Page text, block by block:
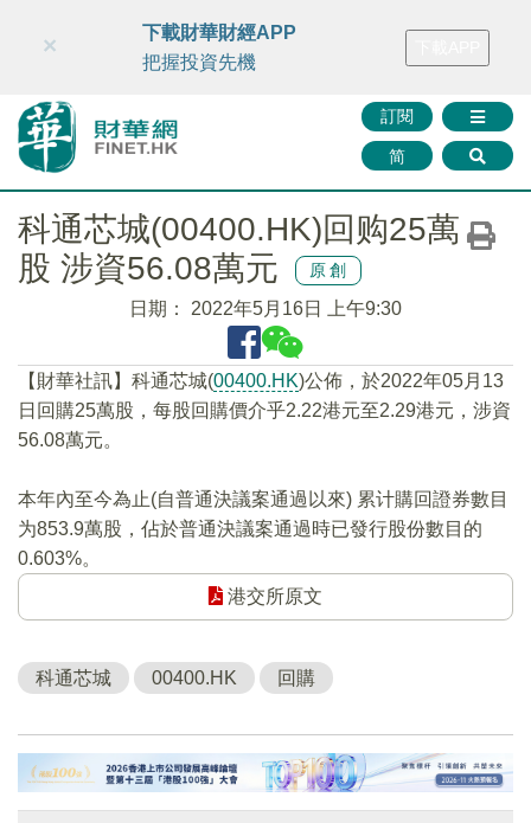
財華智庫網 FINTV FINMETA 財華證券 媒體矩陣
訂閱
简
×
下載財華財經APP
把握投資先機
科通芯城(00400.HK)回购25萬
股 涉資56.08萬元
原創
日期： 2022年5月16日 上午9:30
【財華社訊】科通芯城(00400.HK)公佈，於2022年05月13
日回購25萬股，每股回購價介乎2.22港元至2.29港元，涉資
56.08萬元。
本年內至今為止(自普通決議案通過以來) 累计購回證券數目
为853.9萬股，佔於普通決議案通過時已發行股份數目的
0.603%。
港交所原文
科通芯城 00400.HK 回購